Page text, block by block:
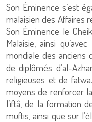
Son Éminence s’est
malaisien des Affaires
Son Éminence le
Malaisie, ainsi
mondiale des anciens
de diplômés d’al-
religieuses et de
moyens de renforcer
l’iftâ, de la formation
muftis, ainsi que sur